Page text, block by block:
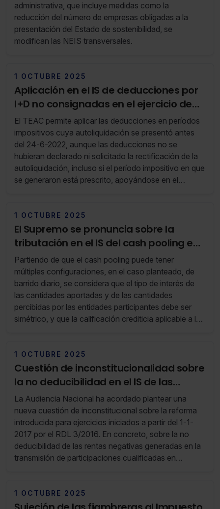
administrativa, que incluye medidas como la
reducción del número de empresas obligadas a la
presentación del Estado de sostenibilidad, se
modifican las NEIS transversales.
1 OCTUBRE 2025
Aplicación en el IS de deducciones por
I+D no consignadas en el ejercicio de
generación
El TEAC permite aplicar las deducciones en períodos
impositivos cuya autoliquidación se presentó antes
del 24-6-2022, aunque las deducciones no se
hubieran declarado ni solicitado la rectificación de la
autoliquidación, incluso si el período impositivo en que
se generaron está prescrito, apoyándose en el
1 OCTUBRE 2025
El Supremo se pronuncia sobre la
tributación en el IS del cash pooling en
un grupo multinacional
Partiendo de que el cash pooling puede tener
múltiples configuraciones, en el caso planteado, de
barrido diario, se considera que el tipo de interés de
las cantidades aportadas y de las cantidades
percibidas por las entidades participantes debe ser
simétrico, y que la calificación crediticia aplicable a las
1 OCTUBRE 2025
Cuestión de inconstitucionalidad sobre
la no deducibilidad en el IS de las
rentas negativas derivadas de la
trasmisión de participaciones
La Audiencia Nacional ha acordado plantear una
nueva cuestión de inconstitucional sobre la reforma
introducida para ejercicios iniciados a partir del 1-1-
2017 por el RDL 3/2016. En concreto, sobre la no
deducibilidad de las rentas negativas generadas en la
transmisión de participaciones cualificadas en
1 OCTUBRE 2025